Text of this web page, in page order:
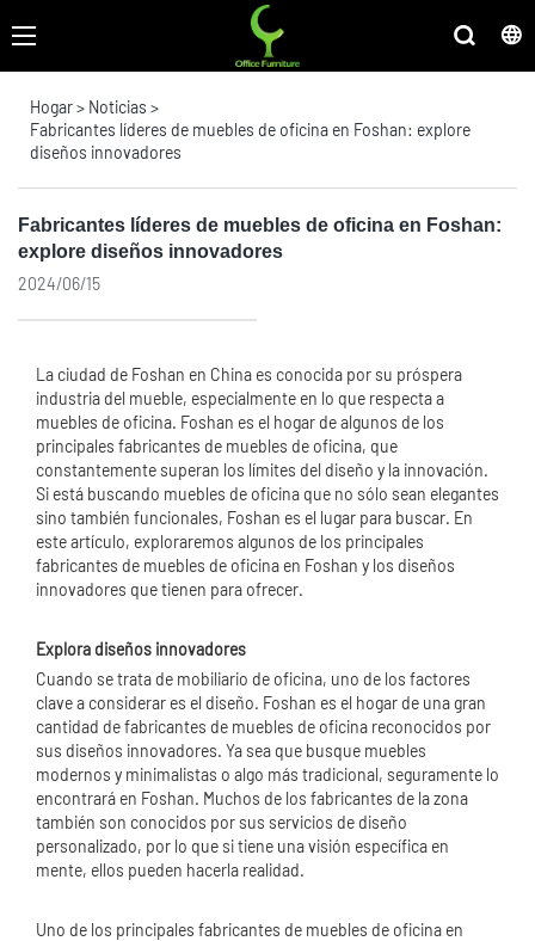
Hogar> Noticias >
Fabricantes líderes de muebles de oficina en Foshan: explore
diseños innovadores
Fabricantes líderes de muebles de oficina en Foshan:
explore diseños innovadores
2024/06/15
La ciudad de Foshan en China es conocida por su próspera
industria del mueble, especialmente en lo que respecta a
muebles de oficina. Foshan es el hogar de algunos de los
principales fabricantes de muebles de oficina, que
constantemente superan los límites del diseño y la innovación.
Si está buscando muebles de oficina que no sólo sean elegantes
sino también funcionales, Foshan es el lugar para buscar. En
este artículo, exploraremos algunos de los principales
fabricantes de muebles de oficina en Foshan y los diseños
innovadores que tienen para ofrecer.
Explora diseños innovadores
Cuando se trata de mobiliario de oficina, uno de los factores
clave a considerar es el diseño. Foshan es el hogar de una gran
cantidad de fabricantes de muebles de oficina reconocidos por
sus diseños innovadores. Ya sea que busque muebles
modernos y minimalistas o algo más tradicional, seguramente lo
encontrará en Foshan. Muchos de los fabricantes de la zona
también son conocidos por sus servicios de diseño
personalizado, por lo que si tiene una visión específica en
mente, ellos pueden hacerla realidad.
Uno de los principales fabricantes de muebles de oficina en